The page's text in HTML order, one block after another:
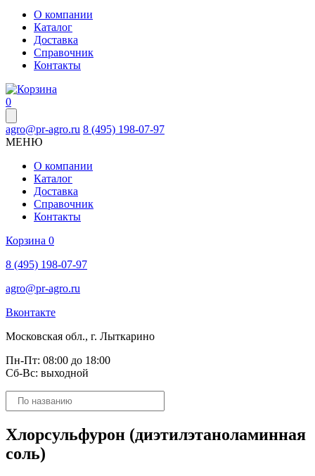
О компании
Каталог
Доставка
Справочник
Контакты
0
agro@pr-agro.ru 8 (495) 198-07-97
МЕНЮ
О компании
Каталог
Доставка
Справочник
Контакты
Корзина 0
8 (495) 198-07-97
agro@pr-agro.ru
Вконтакте
Московская обл., г. Лыткарино
Пн-Пт: 08:00 до 18:00
Сб-Вс: выходной
Поиск
товаров
Хлорсульфурон (диэтилэтаноламинная
соль)